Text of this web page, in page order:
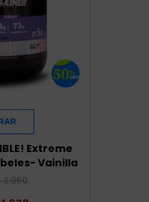
Extreme
Vainilla
3.950